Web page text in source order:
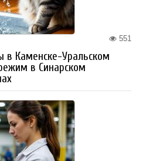
551
в Каменске-Уральском
в Синарском